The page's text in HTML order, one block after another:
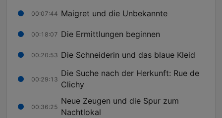
00:07:44 Maigret und die Unbekannte
00:18:07 Die Ermittlungen beginnen
00:20:53 Die Schneiderin und das blaue Kleid
00:29:13
Die Suche nach der Herkunft: Rue de
Clichy
00:36:25
Neue Zeugen und die Spur zum
Nachtlokal